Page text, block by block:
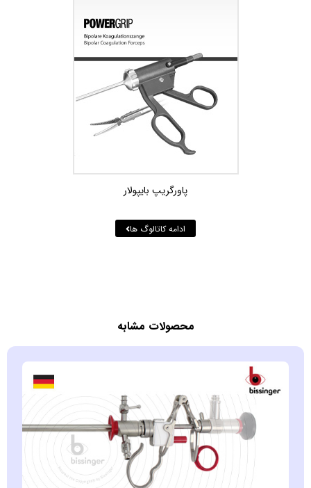
پاورگريپ بايپولار
ادامه کاتالوگ ها
محصولات مشابه